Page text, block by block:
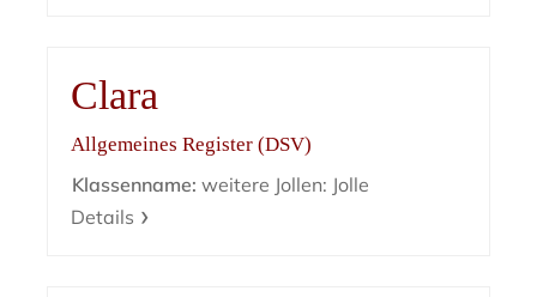
Clara
Allgemeines Register (DSV)
Klassenname: weitere Jollen: Jolle
Details